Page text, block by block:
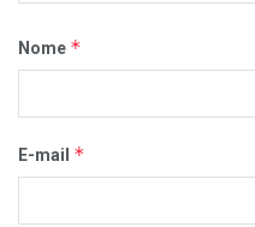
Nome *
E-mail *